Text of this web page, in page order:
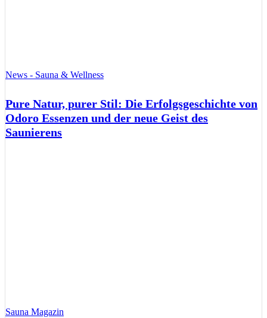
News - Sauna & Wellness
Pure Natur, purer Stil: Die Erfolgsgeschichte von
Odoro Essenzen und der neue Geist des
Saunierens
Sauna Magazin